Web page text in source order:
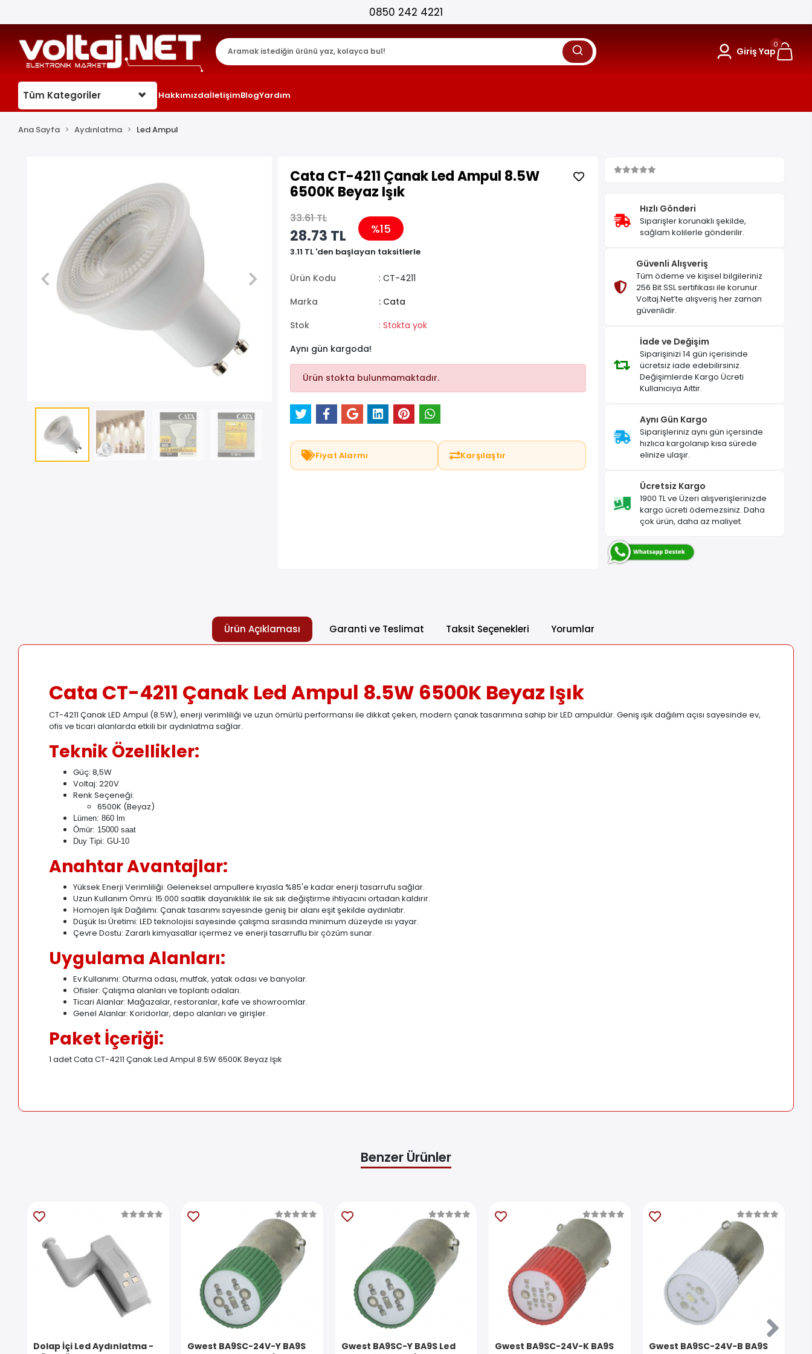
25.000+ AKTİF ÜRÜN !
Giriş Yap
0
Tüm Kategoriler HakkımızdaİletişimBlogYardım
Ana Sayfa Aydınlatma Led Ampul
Cata CT-4211 Çanak Led Ampul 8.5W
6500K Beyaz Işık
33.61 TL
28.73 TL %15
3.11 TL 'den başlayan taksitlerle
Ürün Kodu
: CT-4211
Marka
: Cata
Stok
: Stokta yok
Aynı gün kargoda!
Ürün stokta bulunmamaktadır.
Fiyat Alarmı Karşılaştır
Hızlı Gönderi
Siparişler korunaklı şekilde,
sağlam kolilerle gönderilir.
Güvenli Alışveriş
Tüm ödeme ve kişisel bilgileriniz
256 Bit SSL sertifikası ile korunur.
Voltaj.Net’te alışveriş her zaman
güvenlidir.
İade ve Değişim
Siparişinizi 14 gün içerisinde
ücretsiz iade edebilirsiniz.
Değişimlerde Kargo Ücreti
Kullanıcıya Aittir.
Aynı Gün Kargo
Siparişleriniz aynı gün içersinde
hızlıca kargolanıp kısa sürede
elinize ulaşır.
Ücretsiz Kargo
1900 TL ve Üzeri alışverişlerinizde
kargo ücreti ödemezsiniz. Daha
çok ürün, daha az maliyet.
Ürün Açıklaması Garanti ve Teslimat Taksit Seçenekleri Yorumlar
Cata CT-4211 Çanak Led Ampul 8.5W 6500K Beyaz Işık
CT-4211 Çanak LED Ampul (8.5W), enerji verimliliği ve uzun ömürlü performansı ile dikkat çeken, modern çanak tasarımına sahip bir LED ampuldür. Geniş ışık dağılım açısı sayesinde ev,
ofis ve ticari alanlarda etkili bir aydınlatma sağlar.
Teknik Özellikler:
Güç: 8,5W
Voltaj: 220V
Renk Seçeneği:
6500K (Beyaz)
Lümen: 860 lm
Ömür: 15000 saat
Duy Tipi: GU-10
Anahtar Avantajlar:
Yüksek Enerji Verimliliği: Geleneksel ampullere kıyasla %85'e kadar enerji tasarrufu sağlar.
Uzun Kullanım Ömrü: 15.000 saatlik dayanıklılık ile sık sık değiştirme ihtiyacını ortadan kaldırır.
Homojen Işık Dağılımı: Çanak tasarımı sayesinde geniş bir alanı eşit şekilde aydınlatır.
Düşük Isı Üretimi: LED teknolojisi sayesinde çalışma sırasında minimum düzeyde ısı yayar.
Çevre Dostu: Zararlı kimyasallar içermez ve enerji tasarruflu bir çözüm sunar.
Uygulama Alanları:
Ev Kullanımı: Oturma odası, mutfak, yatak odası ve banyolar.
Ofisler: Çalışma alanları ve toplantı odaları.
Ticari Alanlar: Mağazalar, restoranlar, kafe ve showroomlar.
Genel Alanlar: Koridorlar, depo alanları ve girişler.
Paket İçeriği:
1 adet Cata CT-4211 Çanak Led Ampul 8.5W 6500K Beyaz Işık
Benzer Ürünler
Dolap İçi Led Aydınlatma -
Gwest BA9SC-24V-Y BA9S
Gwest BA9SC-Y BA9S Led
Gwest BA9SC-24V-K BA9S
Gwest BA9SC-24V-B BA9S